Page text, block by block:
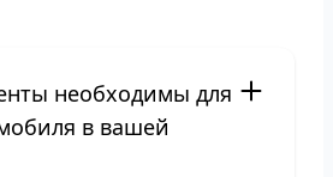
необходимы для
в вашей